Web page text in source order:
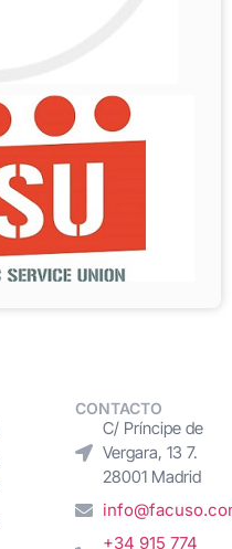
CONTACTO
C/ Príncipe de
Vergara, 13 7.
28001 Madrid
+34 915 774